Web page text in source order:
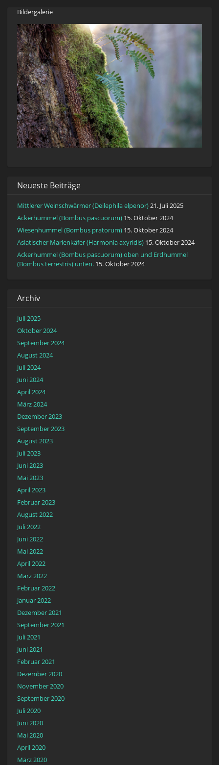
Bildergalerie
Neueste Beiträge
Mittlerer Weinschwärmer (Deilephila elpenor)21. Juli 2025
Ackerhummel (Bombus pascuorum) 15. Oktober 2024
Wiesenhummel (Bombus pratorum) 15. Oktober 2024
Asiatischer Marienkäfer (Harmonia axyridis) 15. Oktober 2024
Ackerhummel (Bombus pascuorum) oben und Erdhummel
(Bombus terrestris) unten. 15. Oktober 2024
Archiv
Juli 2025
Oktober 2024
September 2024
August 2024
Juli 2024
Juni 2024
April 2024
März 2024
Dezember 2023
September 2023
August 2023
Juli 2023
Juni 2023
Mai 2023
April 2023
Februar 2023
August 2022
Juli 2022
Juni 2022
Mai 2022
April 2022
März 2022
Februar 2022
Januar 2022
Dezember 2021
September 2021
Juli 2021
Juni 2021
Februar 2021
Dezember 2020
November 2020
September 2020
Juli 2020
Juni 2020
Mai 2020
April 2020
März 2020